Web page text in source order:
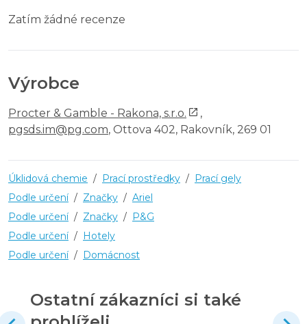
Zatím žádné recenze
Výrobce
Procter & Gamble - Rakona, s.r.o.
,
pgsds.im@pg.com, Ottova 402, Rakovník, 269 01
Úklidová chemie / Prací prostředky / Prací gely
Podle určení / Značky / Ariel
Podle určení / Značky / P&G
Podle určení / Hotely
Podle určení / Domácnost
Ostatní zákazníci si také